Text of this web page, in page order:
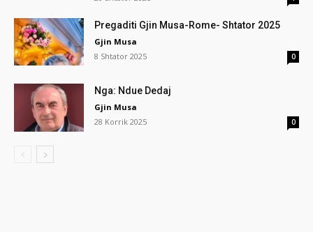
Pregaditi Gjin Musa-Rome- Shtator 2025
Gjin Musa
8 Shtator 2025
0
Nga: Ndue Dedaj
Gjin Musa
28 Korrik 2025
0